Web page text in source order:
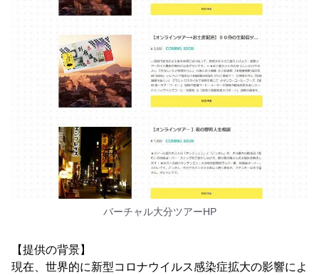
バーチャル大分ツアーHP
【提供の背景】
現在、世界的に新型コロナウイルス感染症拡大の影響によ